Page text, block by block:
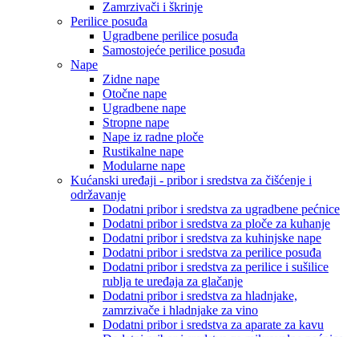
Zamrzivači i škrinje
Perilice posuđa
Ugradbene perilice posuđa
Samostojeće perilice posuđa
Nape
Zidne nape
Otočne nape
Ugradbene nape
Stropne nape
Nape iz radne ploče
Rustikalne nape
Modularne nape
Kućanski uređaji - pribor i sredstva za čišćenje i
održavanje
Dodatni pribor i sredstva za ugradbene pećnice
Dodatni pribor i sredstva za ploče za kuhanje
Dodatni pribor i sredstva za kuhinjske nape
Dodatni pribor i sredstva za perilice posuđa
Dodatni pribor i sredstva za perilice i sušilice
rublja te uređaja za glačanje
Dodatni pribor i sredstva za hladnjake,
zamrzivače i hladnjake za vino
Dodatni pribor i sredstva za aparate za kavu